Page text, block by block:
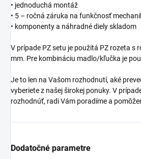
• jednoduchá montáž
• 5 – ročná záruka na funkčnosť
• komponenty a náhradné diely skladom
V prípade PZ setu je použitá PZ rozeta s
mm. Pre kombináciu madlo/kľučka je
Je to len na Vašom rozhodnutí, aké
vyberiete z našej širokej ponuky. V
rozhodnúť, radi Vám poradíme a
Dodatočné parametre